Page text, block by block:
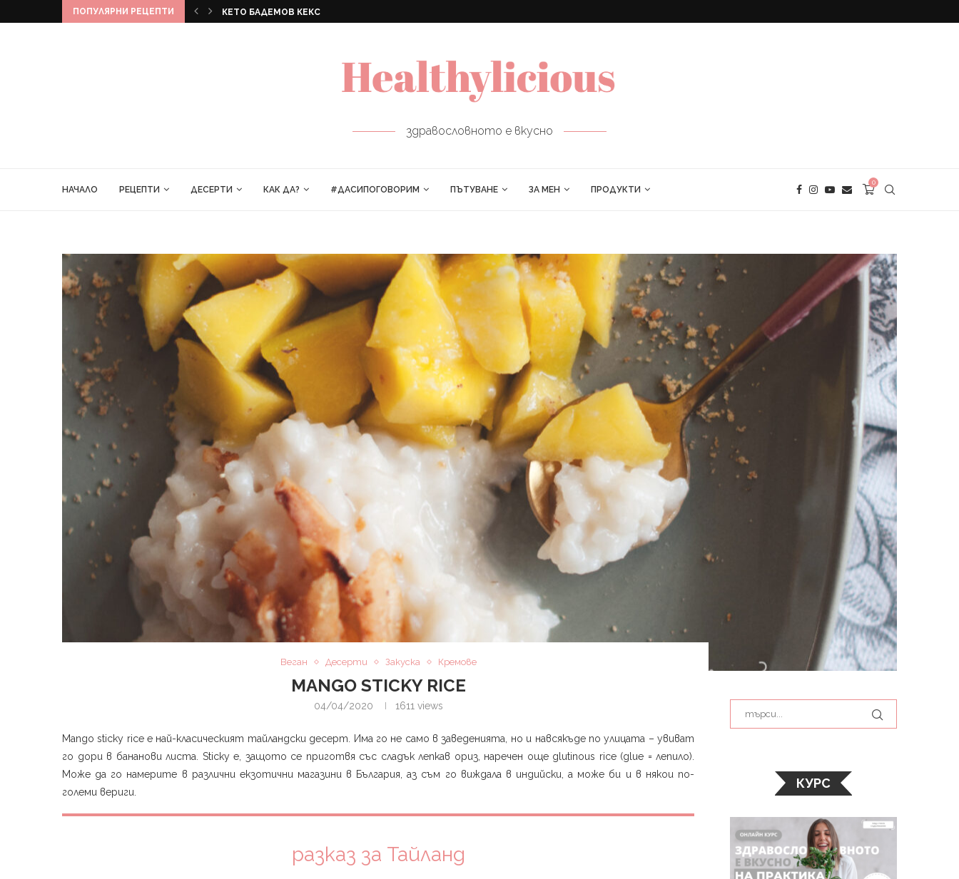
ПОПУЛЯРНИ РЕЦЕПТИ БАНАНОВ ХЛЯБ
здравословното е вкусно
НАЧАЛО РЕЦЕПТИ ДЕСЕРТИ КАК ДА? #ДАСИПОГОВОРИМ ПЪТУВАНЕ ЗА МЕН ПРОДУКТИ
0
Веган Десерти Закуска Кремове
MANGO STICKY RICE
04/04/2020 1611 views
Mango sticky rice е най-класическият тайландски десерт. Има го не само в заведенията, но и навсякъде по улицата – увиват
го дори в бананови листа. Sticky е, защото се приготвя със сладък лепкав ориз, наречен още glutinous rice (glue = лепило).
Може да го намерите в различни екзотични магазини в България, аз съм го виждала в индийски, а може би и в някои по-
големи вериги. ⁣
разказ за Тайланд
КУРС